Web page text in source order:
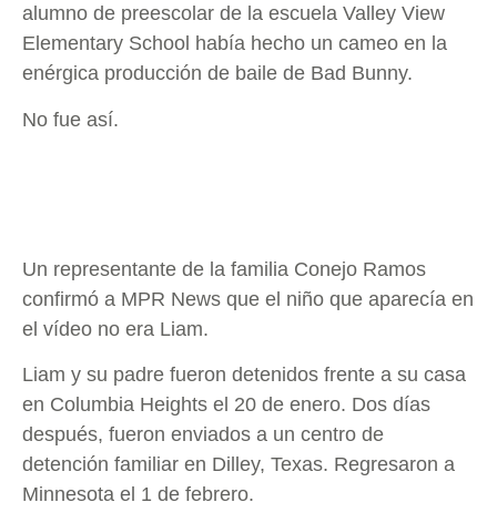
alumno de preescolar de la escuela Valley View
Elementary School había hecho un cameo en la
enérgica producción de baile de Bad Bunny.
No fue así.
Un representante de la familia Conejo Ramos
confirmó a MPR News que el niño que aparecía en
el vídeo no era Liam.
Liam y su padre fueron detenidos frente a su casa
en Columbia Heights el 20 de enero. Dos días
después, fueron enviados a un centro de
detención familiar en Dilley, Texas. Regresaron a
Minnesota el 1 de febrero.